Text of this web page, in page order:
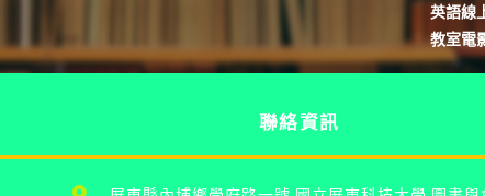
英語線
教室電
聯絡資訊